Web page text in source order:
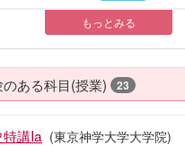
もっとみる
ある科目(授業) 23
講Ia (東京神学大学大学院)